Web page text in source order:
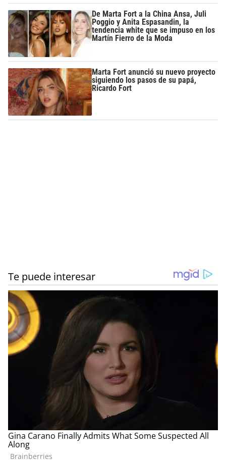
De Marta Fort a la China Ansa, Juli
Poggio y Anita Espasandin, la
tendencia white que se impuso en los
Martín Fierro de la Moda
Marta Fort anunció su nuevo proyecto
siguiendo los pasos de su papá,
Ricardo Fort